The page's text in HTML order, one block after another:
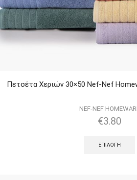
Πετσέτα Χεριών 30×50 Nef-Nef
NEF-NEF
€3.80
ΕΠΙΛΟΓΉ